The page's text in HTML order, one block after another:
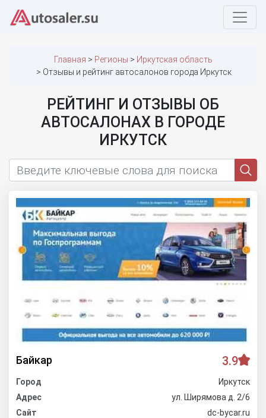
Главная Регионы
Иркутская область
Отзывы и рейтинг автосалонов города Иркутск
РЕЙТИНГ И ОТЗЫВЫ ОБ
АВТОСАЛОНАХ В ГОРОДЕ
ИРКУТСК
Байкар 3.9
Город
Иркутск
Адрес
ул. Ширямова д. 2/6
Сайт
dc-bycar.ru